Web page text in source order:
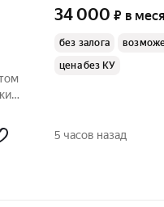
34 000 ₽ в
без залога
цена без КУ
5 часов назад